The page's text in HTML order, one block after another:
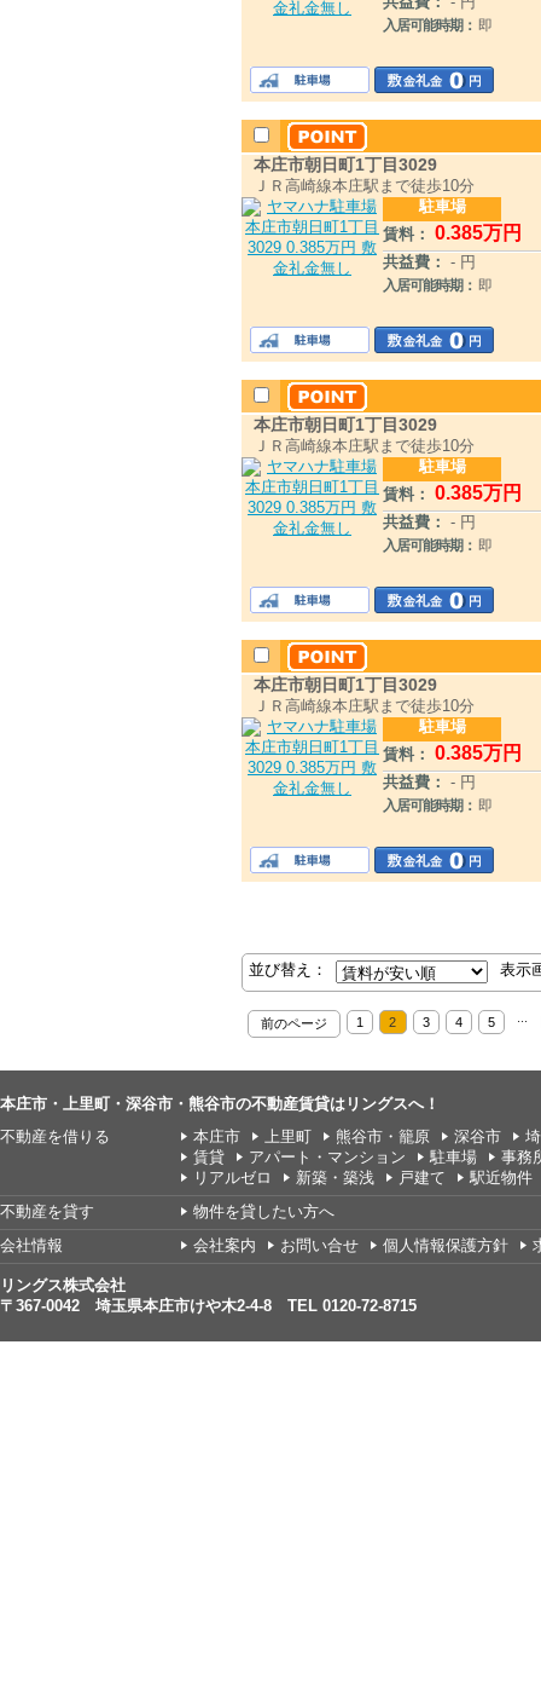
入居可能時期： 即
本庄市朝日町1丁目3029
ＪＲ高崎線本庄駅まで徒歩10分
駐車場
賃料： 0.385万円
共益費： - 円
入居可能時期： 即
本庄市朝日町1丁目3029
ＪＲ高崎線本庄駅まで徒歩10分
駐車場
賃料： 0.385万円
共益費： - 円
入居可能時期： 即
本庄市朝日町1丁目3029
ＪＲ高崎線本庄駅まで徒歩10分
駐車場
賃料： 0.385万円
共益費： - 円
入居可能時期： 即
並び替え： 表示
前のページ 1 2 3 4 5
本庄市・上里町・深谷市・熊谷市の不動産賃貸はリングスへ！
不動産を借りる
本庄市 上里町 熊谷市・籠原 深谷市
賃貸
アパート・マンション 駐車場
事務
リアルゼロ
新築・築浅 戸建て
駅近物件
不動産を貸す
物件を貸したい方へ
会社情報
会社案内 お問い合せ 個人情報保護方針
リングス株式会社
〒367-0042 埼玉県本庄市けや木2-4-8 TEL 0120-72-8715